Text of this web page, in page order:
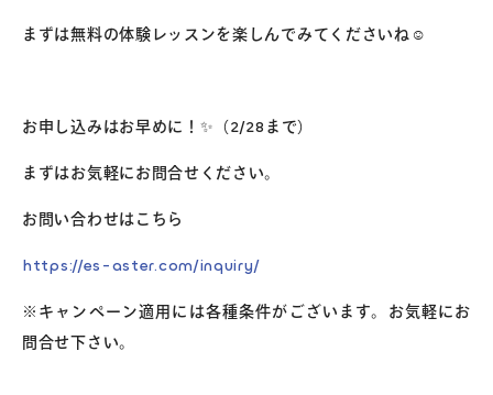
まずは無料の体験レッスンを楽しんでみてくださいね☺️
お申し込みはお早めに！✨（2/28まで）
まずはお気軽にお問合せください。
お問い合わせはこちら
https://es-aster.com/inquiry/
※キャンペーン適用には各種条件がございます。お気軽にお
問合せ下さい。